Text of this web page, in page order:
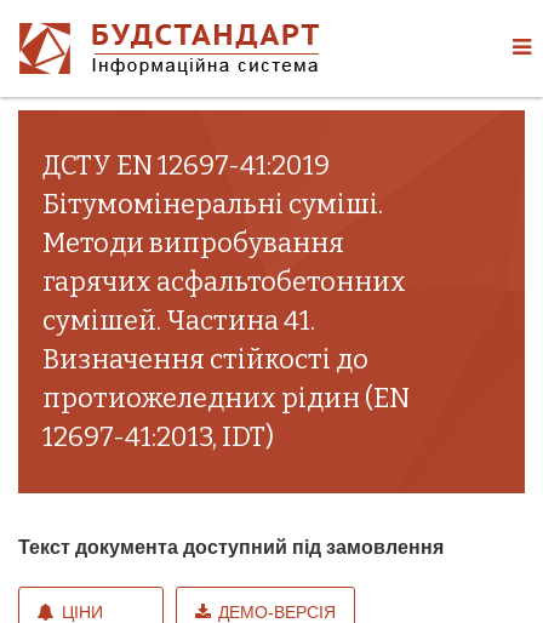
ДСТУ EN 12697-41:2019
Бітумомінеральні суміші.
Методи випробування
гарячих асфальтобетонних
сумішей. Частина 41.
Визначення стійкості до
протиожеледних рідин (EN
12697-41:2013, IDT)
Текст документа доступний під замовлення
ЦІНИ ДЕМО-ВЕРСІЯ